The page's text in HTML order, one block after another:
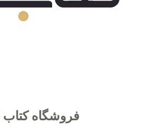
فروشگاه کتاب